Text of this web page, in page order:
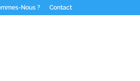
Nous ? Contact